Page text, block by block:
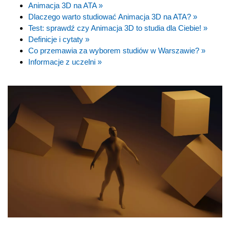
Animacja 3D na ATA »
Dlaczego warto studiować Animacja 3D na ATA? »
Test: sprawdź czy Animacja 3D to studia dla Ciebie! »
Definicje i cytaty »
Co przemawia za wyborem studiów w Warszawie? »
Informacje z uczelni »